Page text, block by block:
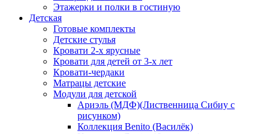
Этажерки и полки в гостиную
Детская
Готовые комплекты
Детские стулья
Кровати 2-х ярусные
Кровати для детей от 3-х лет
Кровати-чердаки
Матрацы детские
Модули для детской
Ариэль (МДФ)(Лиственница Сибиу с
рисунком)
Коллекция Benito (Василёк)